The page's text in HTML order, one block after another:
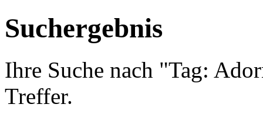
Suchergebnis
Ihre Suche nach "Tag:
Treffer.